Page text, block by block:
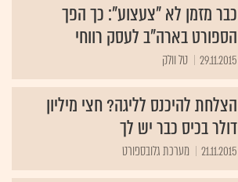
כבר מזמן לא "צעצוע": כך הפך
הספורט בארה"ב לעסק רווחי
29.11.2015 טל וולק
הצלחת להיכנס לליגה? חצי מיליון
דולר בכיס כבר יש לך
21.11.2015 מערכת גלובספורט